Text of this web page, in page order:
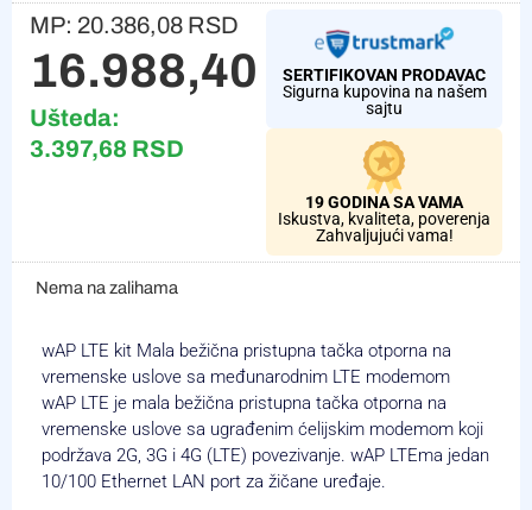
MP: 20.386,08 RSD
16.988,40 RSD
Ušteda:
3.397,68 RSD
SERTIFIKOVAN PRODAVAC
Sigurna kupovina na našem
sajtu
19 GODINA SA VAMA
Iskustva, kvaliteta, poverenja
Zahvaljujući vama!
Nema na zalihama
wAP LTE kit Mala bežična pristupna tačka otporna na
vremenske uslove sa međunarodnim LTE modemom
wAP LTE je mala bežična pristupna tačka otporna na
vremenske uslove sa ugrađenim ćelijskim modemom koji
podržava 2G, 3G i 4G (LTE) povezivanje. wAP LTEma jedan
10/100 Ethernet LAN port za žičane uređaje.